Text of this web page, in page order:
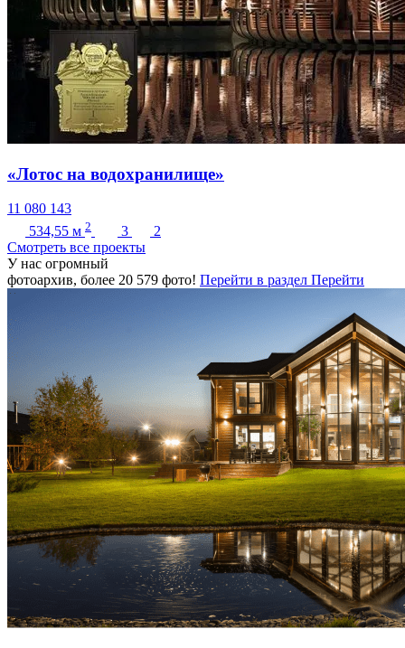
«Лотос на водохранилище»
11 080 143
534,55 м 2 3
2
Cмотреть все проекты
У нас огромный
фотоархив, более 20 579 фото! Перейти в раздел Перейти